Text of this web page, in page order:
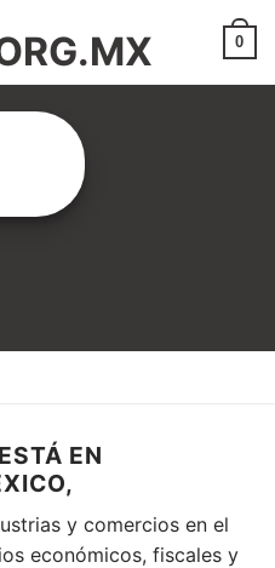
0
EN
y comercios en el
económicos, fiscales y